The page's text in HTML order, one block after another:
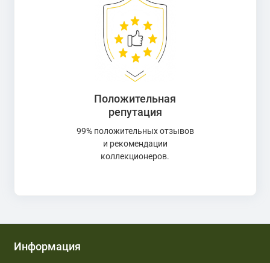
Положительная
репутация
99% положительных отзывов
и рекомендации
коллекционеров.
Информация